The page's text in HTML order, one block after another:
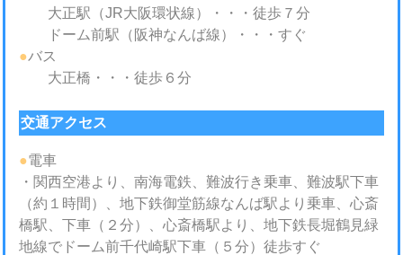
大正駅（JR大阪環状線）・・・徒歩７分
ドーム前駅（阪神なんば線）・・・すぐ
●バス
大正橋・・・徒歩６分
交通アクセス
●電車
・関西空港より、南海電鉄、難波行き乗車、難波駅下車
（約１時間）、地下鉄御堂筋線なんば駅より乗車、心斎
橋駅、下車（２分）、心斎橋駅より、地下鉄長堀鶴見緑
地線でドーム前千代崎駅下車（５分）徒歩すぐ